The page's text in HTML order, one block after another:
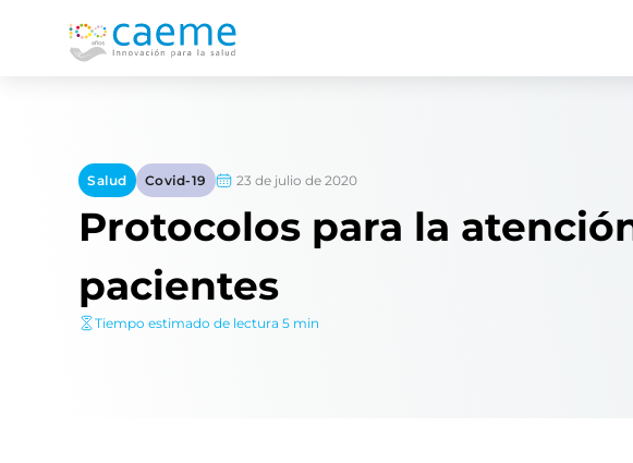
Salud Covid-19 23 de julio de 2020
Protocolos para la
pacientes
Tiempo estimado de lectura 5 min